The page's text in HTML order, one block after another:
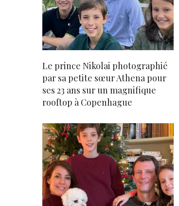
Le prince Nikolai photographié
par sa petite sœur Athena pour
ses 23 ans sur un magnifique
rooftop à Copenhague